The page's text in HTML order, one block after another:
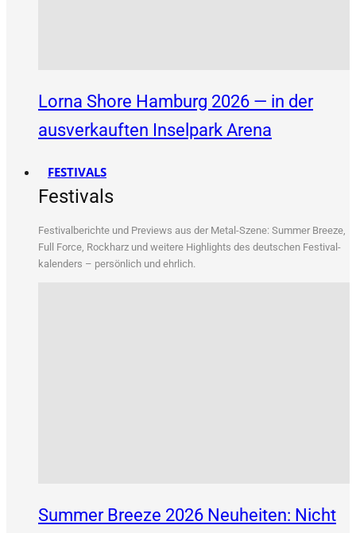
Lorna Shore Hamburg 2026 — in der
ausverkauften Inselpark Arena
FESTIVALS
Festivals
Fes­ti­val­be­rich­te und Pre­views aus der Metal-Sze­ne: Sum­mer Bree­ze,
Full Force, Rock­harz und wei­te­re High­lights des deut­schen Fes­ti­val­
ka­len­ders – per­sön­lich und ehrlich.
Summer Breeze 2026 Neuheiten: Nicht